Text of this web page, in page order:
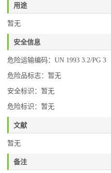
用途
暂无
安全信息
危险运输编码：UN 1993 3.2/PG 3
危险品标志：暂无
安全标识：暂无
危险标识：暂无
文献
暂无
备注